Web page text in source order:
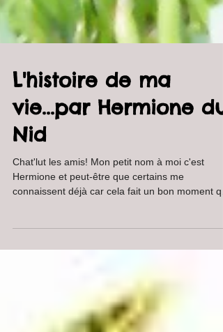
L'histoire de ma
vie...par Hermione du
Nid
connaissent déjà car cela fait un bon moment